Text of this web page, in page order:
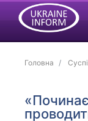
Головна